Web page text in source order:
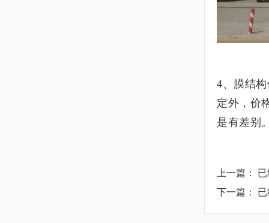
4、膜结
定外，价
是有差别
上一篇：
下一篇：